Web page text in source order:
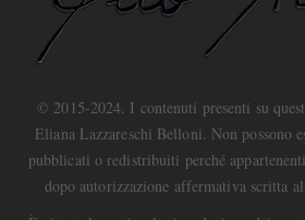
© 2015-2024. I contenuti presenti su
Eliana Lazzareschi Belloni. Non possono
pubblicati o redistribuiti perché
dopo autorizzazione affermativa scritta